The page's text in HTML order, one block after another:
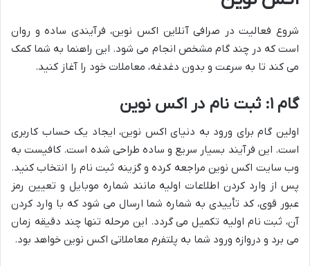
شروع فعالیت در صرافی آنلاین اکس نوین، فرآیندی ساده و روان
است که در چند گام مشخص انجام می شود. این راهنما به شما کمک
می کند تا به سرعت و بدون دغدغه، معاملات خود را آغاز کنید.
گام ۱: ثبت نام در اکس نوین
اولین گام برای ورود به دنیای اکس نوین، ایجاد یک حساب کاربری
است. این فرآیند بسیار سریع و ساده طراحی شده است. کافیست به
وب سایت اکس نوین مراجعه کرده و گزینه ثبت نام را انتخاب کنید.
پس از وارد کردن اطلاعات اولیه مانند شماره موبایل و تعیین رمز
عبور قوی، کد تأییدی به شماره شما ارسال می شود که با وارد کردن
آن، ثبت نام اولیه تکمیل می گردد. این مرحله تنها چند دقیقه زمان
می برد و دروازه ورود شما به پلتفرم معاملاتی اکس نوین خواهد بود.